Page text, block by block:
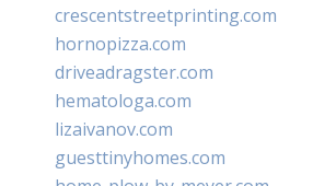
crescentstreetprinting.com
hornopizza.com
driveadragster.com
hematologa.com
lizaivanov.com
guesttinyhomes.com